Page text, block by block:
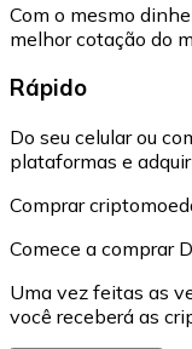
Com o mesmo
melhor cotação do
Rápido
Do seu celular ou
plataformas e
Comprar
Comece a comprar
Uma vez feitas as
você receberá as